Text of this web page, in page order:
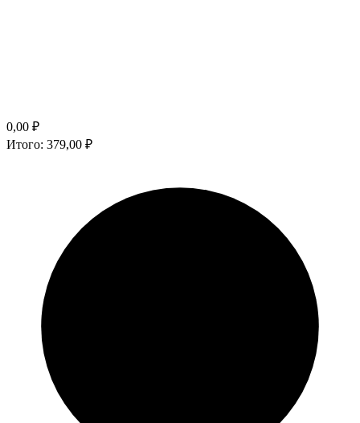
0,00 ₽
Итого: 379,00 ₽